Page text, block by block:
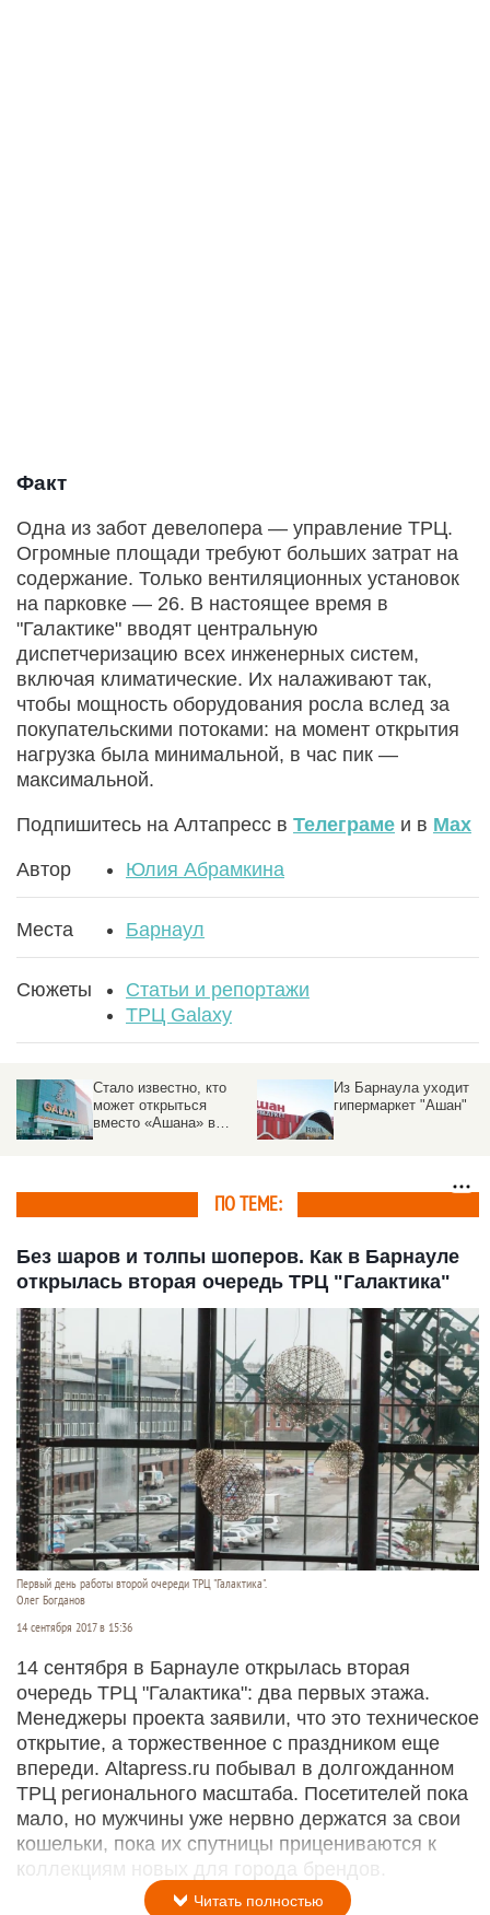
Факт
Одна из забот девелопера — управление ТРЦ.
Огромные площади требуют больших затрат на
содержание. Только вентиляционных установок
на парковке — 26. В настоящее время в
"Галактике" вводят центральную
диспетчеризацию всех инженерных систем,
включая климатические. Их налаживают так,
чтобы мощность оборудования росла вслед за
покупательскими потоками: на момент открытия
нагрузка была минимальной, в час пик —
максимальной.
Подпишитесь на Алтапресс в Телеграме и в Max
Автор Юлия Абрамкина
Места Барнаул
Сюжеты
Статьи и репортажи
ТРЦ Galaxy
Стало известно, кто
может открыться
вместо «Ашана» в
Из Барнаула уходит
гипермаркет "Ашан"
ПО ТЕМЕ:
Без шаров и толпы шоперов. Как в Барнауле
открылась вторая очередь ТРЦ "Галактика"
Первый день работы второй очереди ТРЦ "Галактика".
Олег Богданов
14 сентября 2017 в 15:36
14 сентября в Барнауле открылась вторая
очередь ТРЦ "Галактика": два первых этажа.
Менеджеры проекта заявили, что это техническое
открытие, а торжественное с праздником еще
впереди. Altapress.ru побывал в долгожданном
ТРЦ регионального масштаба. Посетителей пока
мало, но мужчины уже нервно держатся за свои
кошельки, пока их спутницы прицениваются к
коллекциям новых для города брендов.
Читать полностью